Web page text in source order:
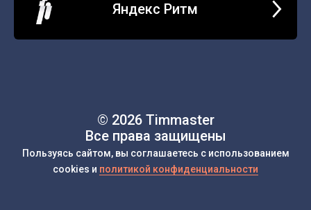
Яндекс Ритм
© 2026 Timmaster
Все права защищены
Пользуясь сайтом, вы соглашаетесь с использованием
cookies и политикой конфиденциальности